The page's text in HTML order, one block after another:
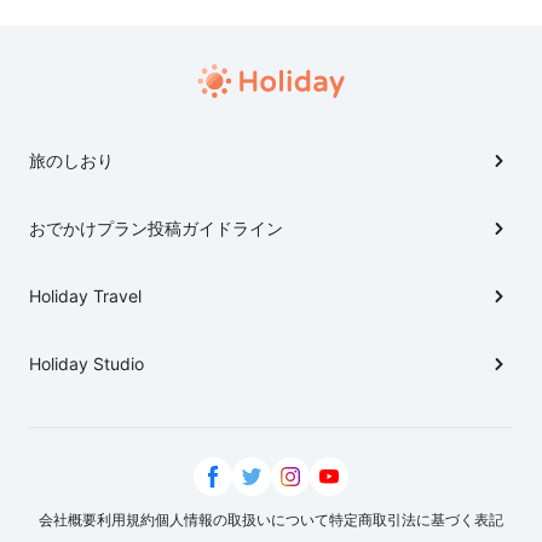
旅のしおり
おでかけプラン投稿ガイドライン
Holiday Travel
Holiday Studio
会社概要利用規約個人情報の取扱いについて特定商取引法に基づく表記